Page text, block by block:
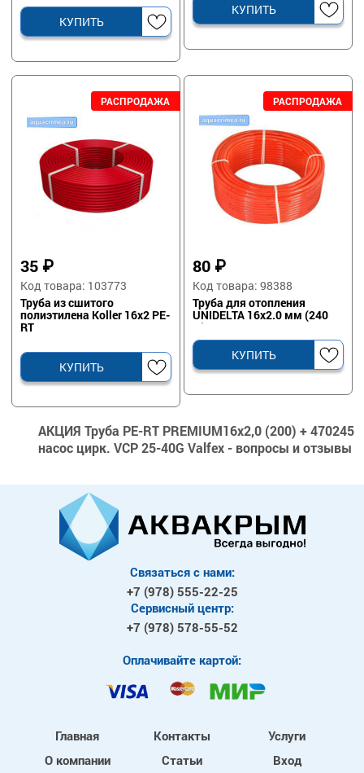
КУПИТЬ
КУПИТЬ
35 ₽
Код товара: 103773
Труба из сшитого
полиэтилена Koller 16x2 PE-
RT
КУПИТЬ
80 ₽
Код товара: 98388
Труба для отопления
UNIDELTA 16х2.0 мм (240
м)
КУПИТЬ
АКЦИЯ Труба PE-RT PREMIUM16х2,0 (200) + 470245
насос цирк. VCP 25-40G Valfex - вопросы и отзывы
Связаться с нами:
+7 (978) 555-22-25
Сервисный центр:
+7 (978) 578-55-52
Оплачивайте картой:
Главная
О компании
Контакты
Статьи
Услуги
Вход